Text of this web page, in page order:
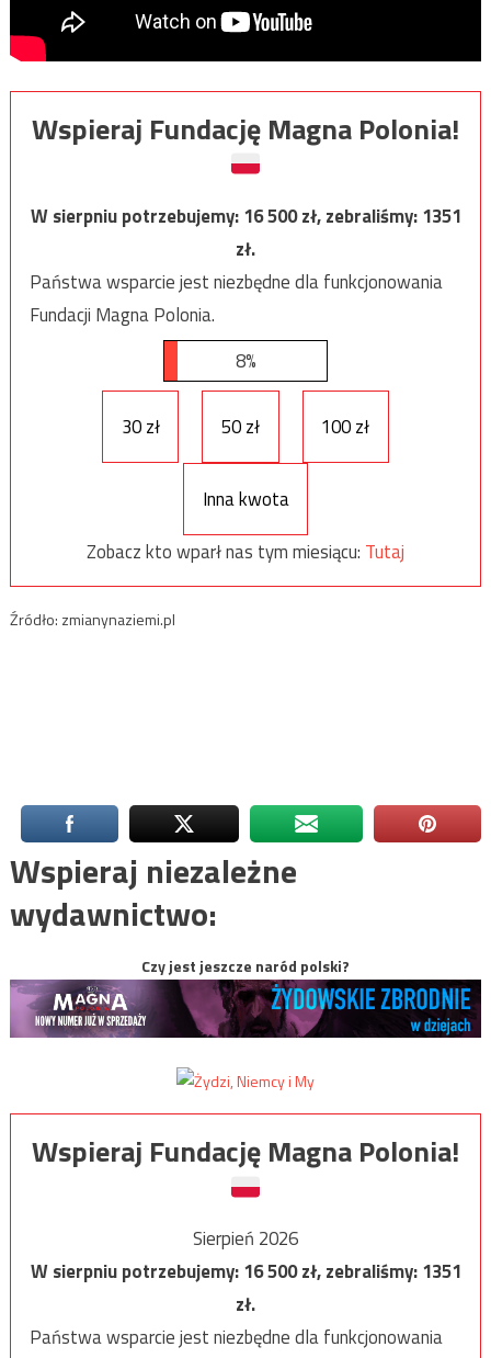
Wspieraj Fundację Magna Polonia!
W sierpniu potrzebujemy:16 500zł, zebraliśmy:1351
zł.
Państwa wsparcie jest niezbędne dla funkcjonowania
Fundacji Magna Polonia.
8%
30 zł 50 zł 100 zł
Inna kwota
Zobacz kto wparł nas tym miesiącu: Tutaj
Źródło: zmianynaziemi.pl
Wspieraj niezależne
wydawnictwo:
Czy jest jeszcze naród polski?
Wspieraj Fundację Magna Polonia!
Sierpień 2026
W sierpniu potrzebujemy:16 500zł, zebraliśmy:1351
zł.
Państwa wsparcie jest niezbędne dla funkcjonowania